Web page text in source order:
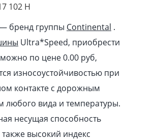
102 H
бренд группы Continental .
Ultra*Speed, приобрести
по цене 0.00 pуб,
износоустойчивостью при
контакте с дорожным
любого вида и температуры.
несущая способность
также высокий индекс